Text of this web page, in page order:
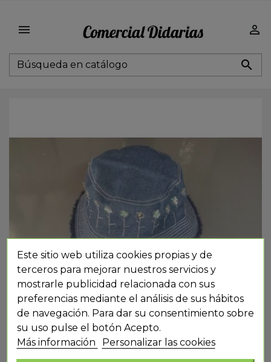



Este sitio web utiliza cookies propias y de
terceros para mejorar nuestros servicios y
mostrarle publicidad relacionada con sus
preferencias mediante el análisis de sus hábitos
de navegación. Para dar su consentimiento sobre
su uso pulse el botón Acepto.
Más información
Personalizar las cookies